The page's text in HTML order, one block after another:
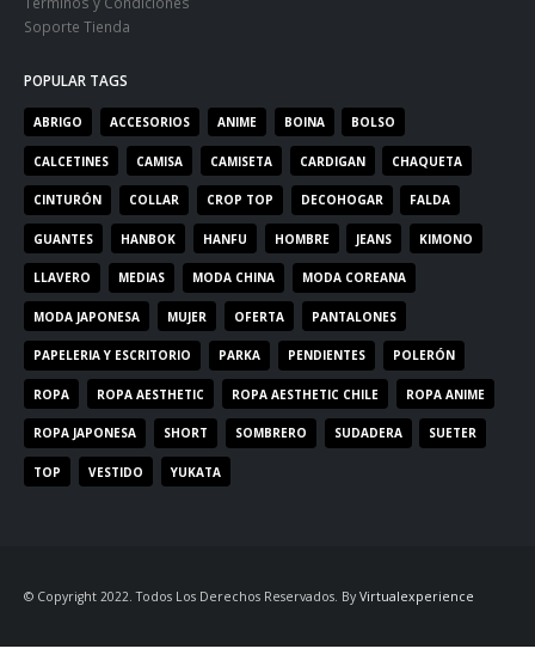
Soporte Tienda
POPULAR TAGS
ABRIGO ACCESORIOS ANIME BOINA BOLSO
CALCETINES CAMISA CAMISETA CARDIGAN CHAQUETA
CINTURÓN COLLAR CROP TOP DECOHOGAR FALDA
GUANTES HANBOK HANFU HOMBRE JEANS KIMONO
LLAVERO MEDIAS MODA CHINA MODA COREANA
MODA JAPONESA MUJER OFERTA PANTALONES
PAPELERIA Y ESCRITORIO PARKA PENDIENTES POLERÓN
ROPA ROPA AESTHETIC ROPA AESTHETIC CHILE ROPA ANIME
ROPA JAPONESA SHORT SOMBRERO SUDADERA SUETER
TOP VESTIDO YUKATA
© Copyright 2022. Todos Los Derechos Reservados. By Virtualexperience